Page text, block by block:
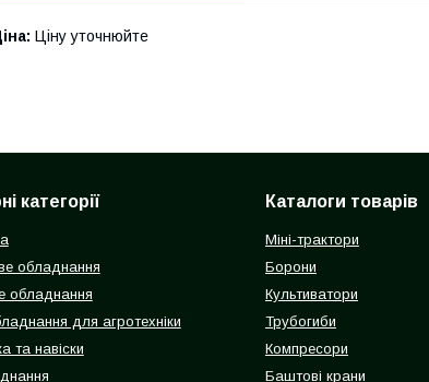
Ціну уточнюйте
категорії
обладнання
обладнання
для агротехніки
та навіски
Каталоги товарів
Міні-трактори
Борони
Культиватори
Трубогиби
Компресори
Баштові крани